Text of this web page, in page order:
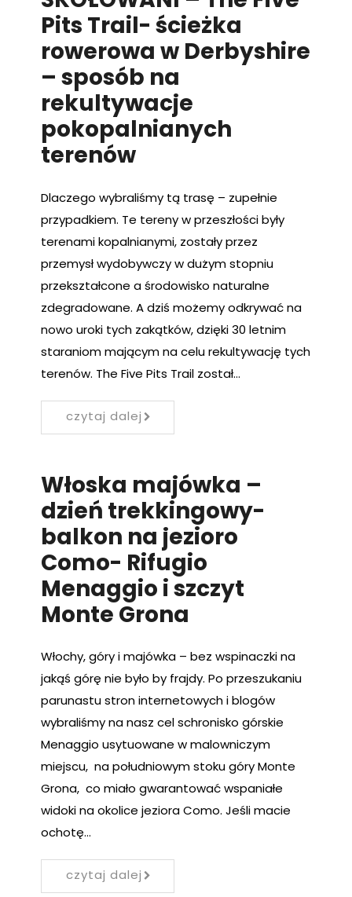
Pits Trail- ścieżka
rowerowa w Derbyshire
– sposób na
rekultywacje
pokopalnianych
terenów
Dlaczego wybraliśmy tą trasę – zupełnie
przypadkiem. Te tereny w przeszłości były
terenami kopalnianymi, zostały przez
przemysł wydobywczy w dużym stopniu
przekształcone a środowisko naturalne
zdegradowane. A dziś możemy odkrywać na
nowo uroki tych zakątków, dzięki 30 letnim
staraniom mającym na celu rekultywację tych
terenów. The Five Pits Trail został…
czytaj dalej
Włoska majówka –
dzień trekkingowy-
balkon na jezioro
Como- Rifugio
Menaggio i szczyt
Monte Grona
Włochy, góry i majówka – bez wspinaczki na
jakąś górę nie było by frajdy. Po przeszukaniu
parunastu stron internetowych i blogów
wybraliśmy na nasz cel schronisko górskie
Menaggio usytuowane w malowniczym
miejscu, na południowym stoku góry Monte
Grona, co miało gwarantować wspaniałe
widoki na okolice jeziora Como. Jeśli macie
ochotę…
czytaj dalej